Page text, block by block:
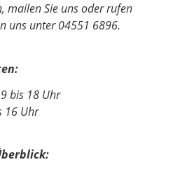
mailen Sie uns oder rufen
uns unter 04551 6896.
bis 18 Uhr
16 Uhr